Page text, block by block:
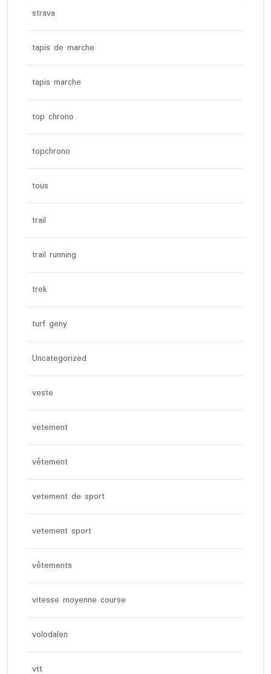
strava
tapis de marche
tapis marche
top chrono
topchrono
tous
trail
trail running
trek
turf geny
Uncategorized
veste
vetement
vêtement
vetement de sport
vetement sport
vêtements
vitesse moyenne course
volodalen
vtt